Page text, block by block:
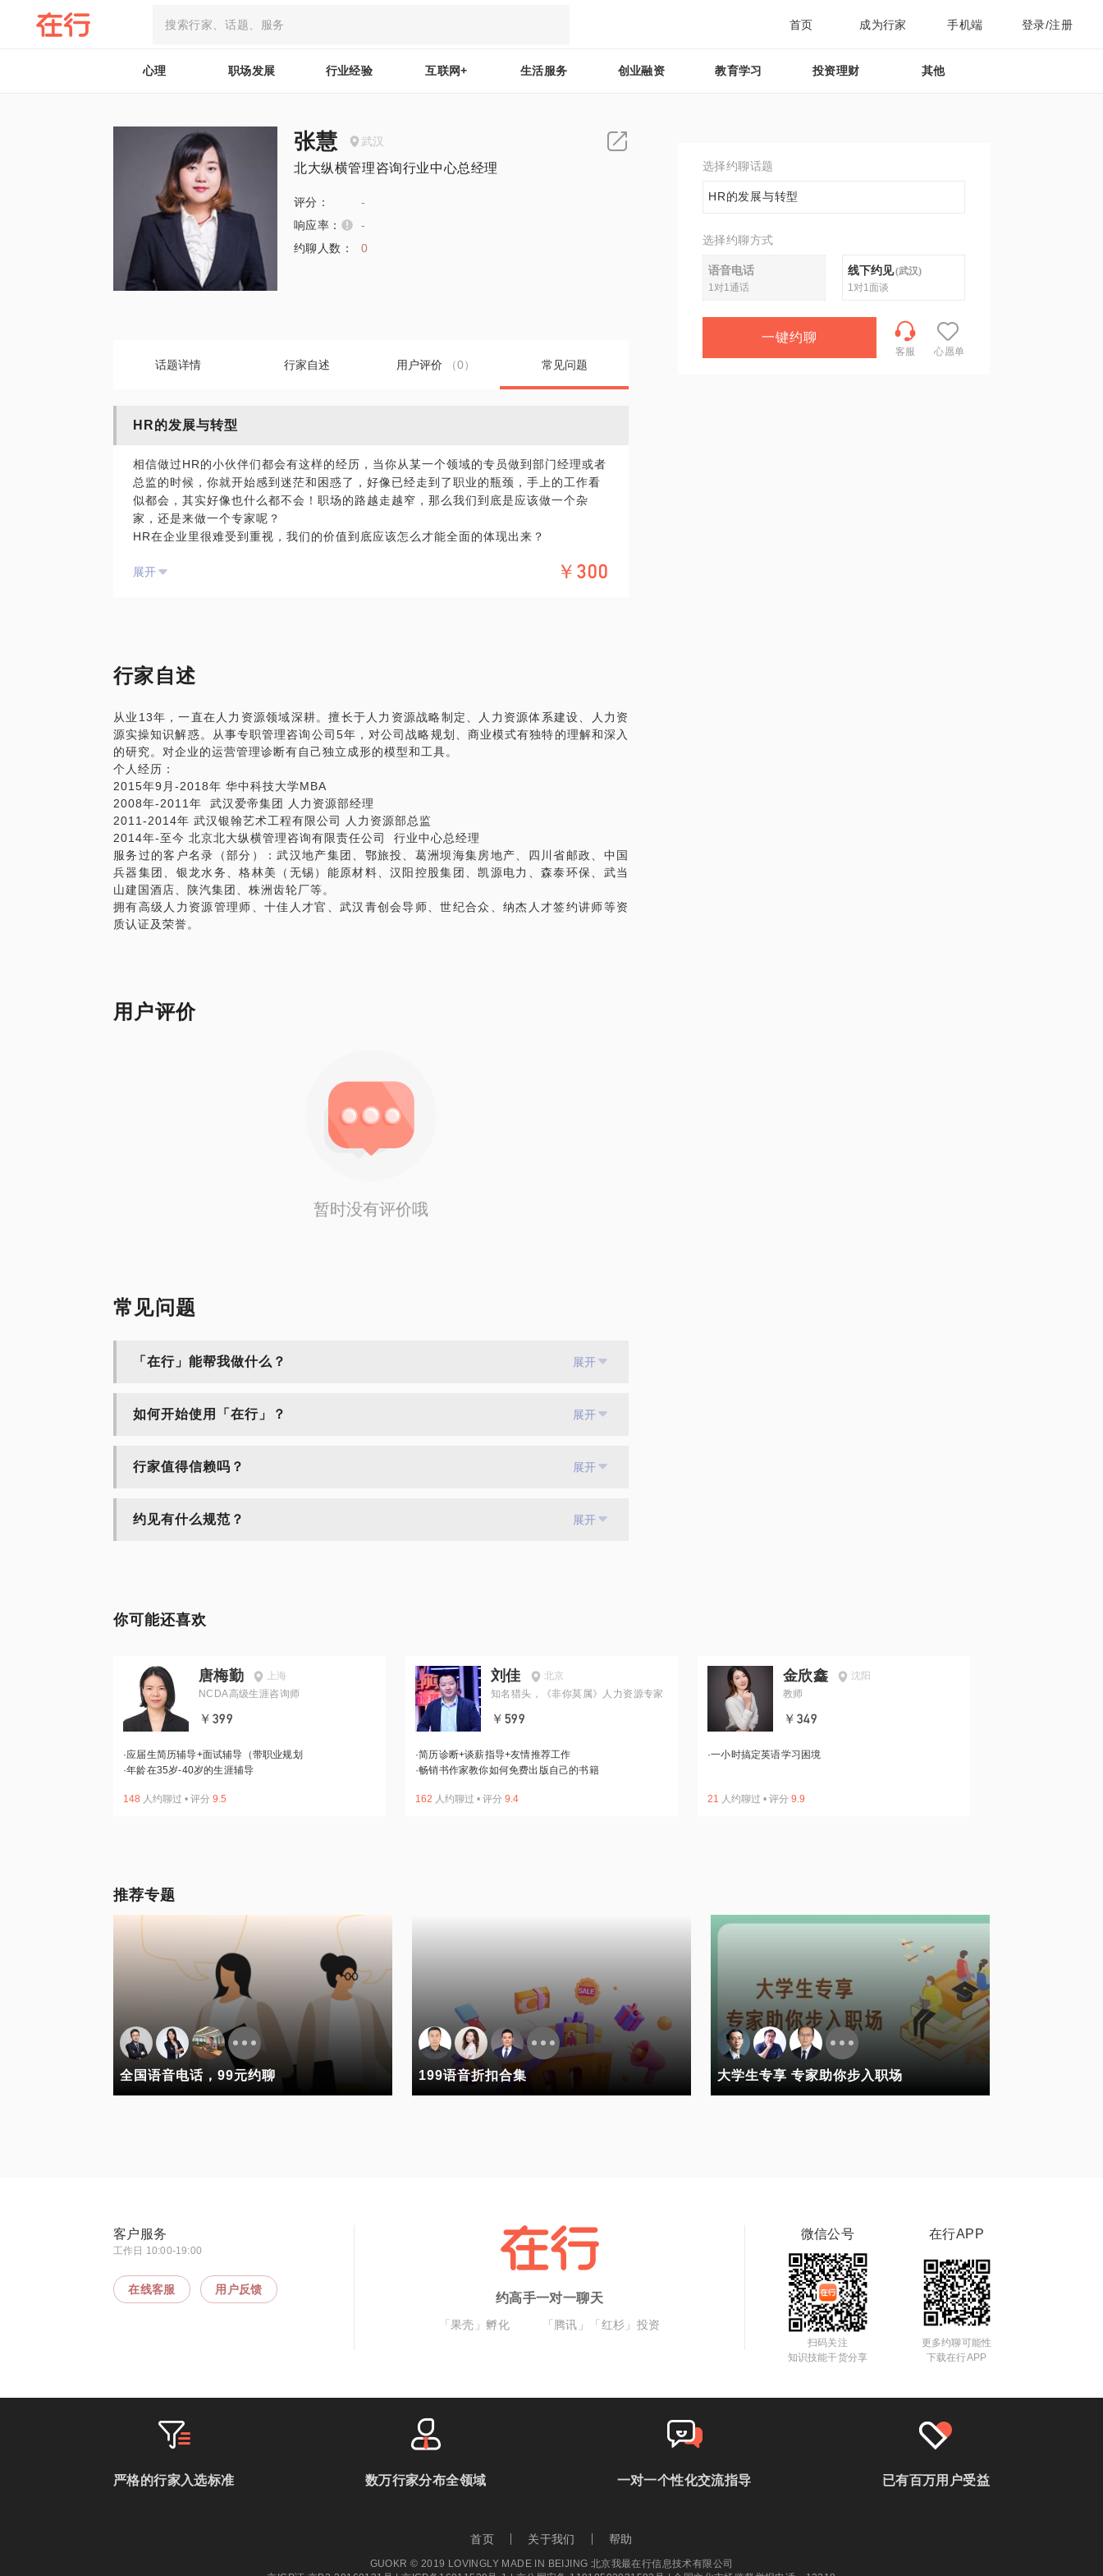
首页 成为行家 手机端 登录/注册
心理 职场发展 行业经验 互联网+ 生活服务 创业融资 教育学习 投资理财 其他
张慧 武汉
北大纵横管理咨询行业中心总经理
评分：
-
响应率：
-
约聊人数：
0
话题详情 行家自述 用户评价 （0） 常见问题
HR的发展与转型
相信做过HR的小伙伴们都会有这样的经历，当你从某一个领域的专员做到部门经理或者
总监的时候，你就开始感到迷茫和困惑了，好像已经走到了职业的瓶颈，手上的工作看
似都会，其实好像也什么都不会！职场的路越走越窄，那么我们到底是应该做一个杂
家，还是来做一个专家呢？
HR在企业里很难受到重视，我们的价值到底应该怎么才能全面的体现出来？
融合创新？
如何去让我快速的转型发展呢？
展开 ￥300
行家自述
从业13年，一直在人力资源领域深耕。擅长于人力资源战略制定、人力资源体系建设、人力资
源实操知识解惑。从事专职管理咨询公司5年，对公司战略规划、商业模式有独特的理解和深入
的研究。对企业的运营管理诊断有自己独立成形的模型和工具。
个人经历：
2015年9月-2018年 华中科技大学MBA
2008年-2011年 武汉爱帝集团 人力资源部经理
2011-2014年 武汉银翰艺术工程有限公司 人力资源部总监
2014年-至今 北京北大纵横管理咨询有限责任公司 行业中心总经理
服务过的客户名录（部分）：武汉地产集团、鄂旅投、葛洲坝海集房地产、四川省邮政、中国
兵器集团、银龙水务、格林美（无锡）能原材料、汉阳控股集团、凯源电力、森泰环保、武当
山建国酒店、陕汽集团、株洲齿轮厂等。
拥有高级人力资源管理师、十佳人才官、武汉青创会导师、世纪合众、纳杰人才签约讲师等资
质认证及荣誉。
用户评价
暂时没有评价哦
常见问题
「在行」能帮我做什么？ 展开
如何开始使用「在行」？ 展开
行家值得信赖吗？ 展开
约见有什么规范？ 展开
选择约聊话题
HR的发展与转型
选择约聊方式
语音电话
1对1通话
线下约见(武汉)
1对1面谈
一键约聊
客服 心愿单
你可能还喜欢
唐梅勤
上海
NCDA高级生涯咨询师
￥399
·应届生简历辅导+面试辅导（带职业规划
·年龄在35岁-40岁的生涯辅导
148 人约聊过 • 评分 9.5
刘佳
北京
知名猎头，《非你莫属》人力资源专家
￥599
·简历诊断+谈薪指导+友情推荐工作
·畅销书作家教你如何免费出版自己的书籍
162 人约聊过 • 评分 9.4
金欣鑫
沈阳
教师
￥349
·一小时搞定英语学习困境
21 人约聊过 • 评分 9.9
推荐专题
全国语音电话，99元约聊 199语音折扣合集 大学生专享 专家助你步入职场
客户服务
工作日 10:00-19:00
在线客服 用户反馈
约高手一对一聊天
「果壳」孵化 「腾讯」「红杉」投资
微信公号
扫码关注
知识技能干货分享
在行APP
更多约聊可能性
下载在行APP
严格的行家入选标准 数万行家分布全领域 一对一个性化交流指导 已有百万用户受益
首页 关于我们 帮助
GUOKR © 2019 LOVINGLY MADE IN BEIJING 北京我最在行信息技术有限公司